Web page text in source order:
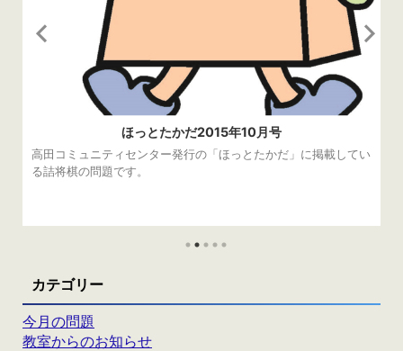
ほっとたかだ2015年10月号
高田コミュニティセンター発行の「ほっとたかだ」に掲載してい
る詰将棋の問題です。
カテゴリー
今月の問題
教室からのお知らせ